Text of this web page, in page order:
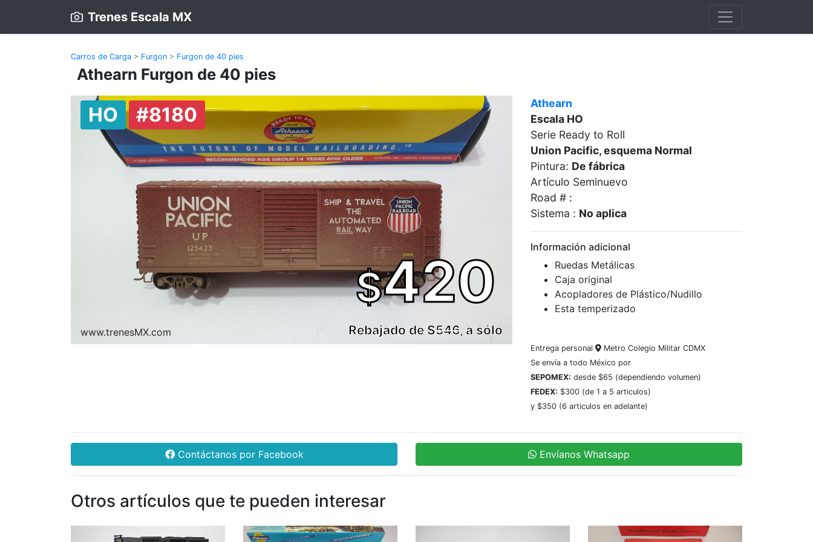
Trenes Escala MX
Carros de Carga > Furgon > Furgon de 40 pies
Athearn Furgon de 40 pies
HO #8180
$420
Rebajado de $546, a sólo
www.trenesMX.com
Athearn
Escala HO
Serie Ready to Roll
Union Pacific, esquema Normal
Pintura: De fábrica
Artículo Seminuevo
Road # :
Sistema : No aplica
Información adicional
Ruedas Metálicas
Caja original
Acopladores de Plástico/Nudillo
Esta temperizado
Entrega personal
Metro Colegio Militar CDMX
Se envía a todo México por
SEPOMEX: desde $65 (dependiendo volumen)
FEDEX: $300 (de 1 a 5 articulos)
y $350 (6 articulos en adelante)
Contáctanos por Facebook Envíanos Whatsapp
Otros artículos que te pueden interesar